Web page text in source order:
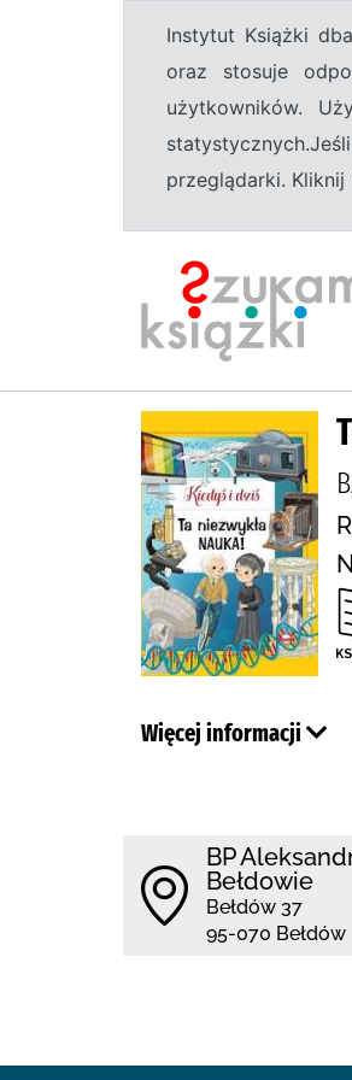
Instytut Książki
oraz stosuje
użytkowników.
przeglądarki.
Więcej informacji
BP
Bełdowie
Bełdów 37
95-070 Bełdów